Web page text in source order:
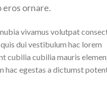
eros ornare.
vivamus volutpat
dui vestibulum hac lorem
cubilia cubilia mauris
hac egestas a dictumst